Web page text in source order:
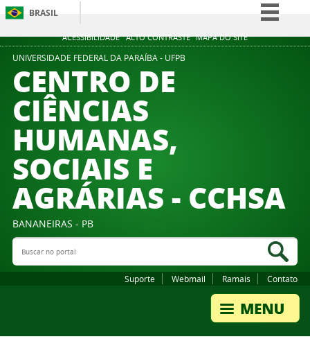
ACESSIBILIDADE ALTO CONTRASTE MAPA DO SITE
BRASIL
Simplifique!
UNIVERSIDADE FEDERAL DA PARAÍBA - UFPB
CENTRO DE
CIÊNCIAS
HUMANAS,
SOCIAIS E
AGRÁRIAS - CCHSA
BANANEIRAS - PB
Buscar no portal
Suporte Webmail Ramais Contato